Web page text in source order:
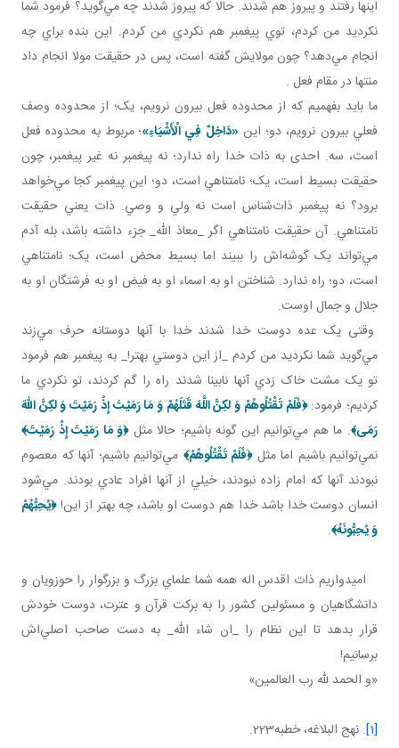
اينها رفتند و پيروز هم شدند. حالا که پيروز شدند چه مي‌گويد؟ فرمود شما
نکرديد من کردم، توي پيغمبر هم نکردي من کردم. اين بنده براي چه
انجام مي‌دهد؟ چون مولايش گفته است، پس در حقيقت مولا انجام داد
منتها در مقام فعل .
ما بايد بفهميم که از محدوده فعل بيرون نرويم، يک؛ از محدوده وصف
فعلي بيرون نرويم، دو؛ اين «دَاخِلٌ فِي الْأَشْيَاءِ»؛ مربوط به محدوده فعل
است، سه. احدی به ذات خدا راه ندارد؛ نه پيغمبر نه غير پيغمبر، چون
حقيقت بسيط است، يک؛ نامتناهي است، دو؛ اين پيغمبر کجا مي‌خواهد
برود؟ نه پيغمبر ذات‌شناس است نه ولي و وصي. ذات يعني حقيقت
نامتناهي. آن حقيقت نامتناهي اگر _معاذ الله_ جزء داشته باشد، بله آدم
مي‌تواند يک گوشه‌اش را ببيند اما بسيط محض است، يک؛ نامتناهي
است، دو؛ راه ندارد. شناختن او به اسماء او به فيض او به فرشتگان او به
جلال و جمال اوست.
وقتی يک عده دوست خدا شدند خدا با آنها دوستانه حرف مي‌زند
مي‌گويد شما نکرديد من کردم _از اين دوستي بهتر!_ به پيغمبر هم فرمود
تو يک مشت خاک زدي آنها نابينا شدند راه را گم کردند، تو نکردي ما
کرديم؛ فرمود:﴿فَلَمْ تَقْتُلُوهُمْ وَ لكِنَّ اللَّهَ قَتَلَهُمْ وَ مَا رَمَيْتَ إِذْ رَمَيْتَ وَ لكِنَّ اللّهَ
رَمَی﴾. ما هم مي‌توانيم اين‌ گونه باشيم؛ حالا مثل﴿وَ مَا رَمَيْتَ إِذْ رَمَيْتَ﴾
نمي‌توانيم باشيم اما مثل﴿فَلَمْ تَقْتُلُوهُمْ﴾ مي‌توانيم باشيم؛ آنها که معصوم
نبودند آنها که امام زاده نبودند، خيلي از آنها افراد عادي بودند. مي‌شود
انسان دوست خدا باشد خدا هم دوست او باشد، چه بهتر از اين!﴿يُحِبُّهُمْ
وَ يُحِبُّونَهُ﴾.
اميدواريم ذات اقدس اله همه شما علماي بزرگ و بزرگوار را حوزويان و
دانشگاهيان و مسئولين کشور را به برکت قرآن و عترت، دوست خودش
قرار بدهد تا اين نظام را _ان شاء الله_ به دست صاحب اصلي‌اش
برسانيم!
«و الحمد لله رب العالمين»
[1] . نهج البلاغه، خطبه223.